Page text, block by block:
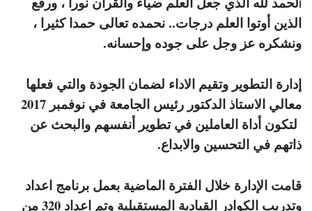
ا
الذين أوتوا العلم درجات.. نحمده تعالى حمدا كثيرا ،
ونشكره عز وجل على جوده وإحسانه.
إدارة التطوير وتقيم الاداء لضمان الجودة والتي فعلها
معالي الاستاذ الدكتور رئيس الجامعة في نوفمبر 2017
لتكون أداة العاملين في تطوير أنفسهم والبحث عن
ذاتهم في التحسين والابداع.
قامت الإدارة خلال الفترة الماضية بعمل برنامج اعداد
وتدريب الكوادر القيادية المستقبلية وتم اعداد 320 من